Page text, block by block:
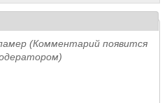
(Комментарий появится